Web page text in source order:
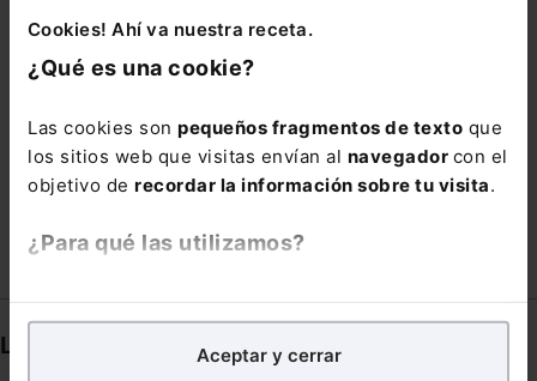
Cookies! Ahí va nuestra receta.
¿Qué es una cookie?
Las cookies son pequeños fragmentos de texto que
los sitios web que visitas envían al navegador con el
objetivo de recordar la información sobre tu visita.
¿Para qué las utilizamos?
analíticospara tratar demejorar tu experienciaen
nuestra página web. También con fines publicitarios,
Aceptar y cerrar
TARJETA REVOLVING TELEMÁTICO
VÍDEO OTT VODAFONE
Links directos